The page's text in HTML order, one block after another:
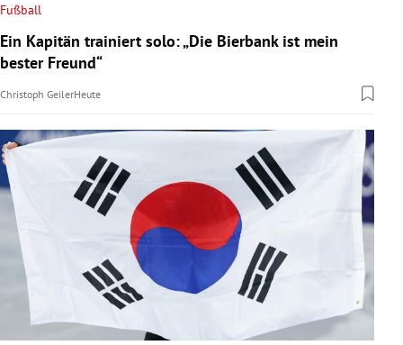
Fußball
Ein Kapitän trainiert solo: „Die Bierbank ist mein
bester Freund“
Christoph GeilerHeute